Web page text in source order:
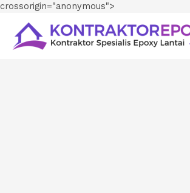
crossorigin="anonymous">